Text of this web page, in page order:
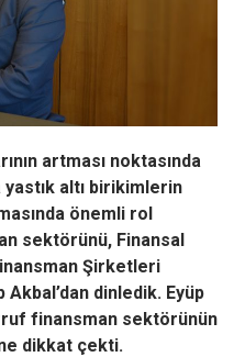
artması noktasında
altı birikimlerin
önemli rol
sektörünü, Finansal
Şirketleri
Akbal’dan dinledik. Eyüp
finansman sektörünün
dikkat çekti.